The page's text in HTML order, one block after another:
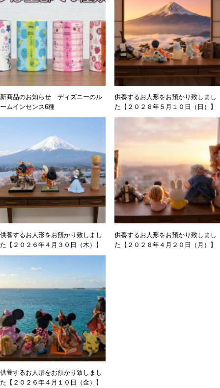
新商品のお知らせ ディズニーのル
ームインセンス6種
供養するお人形をお預かり致しまし
た【２０２６年５月１０日（日）】
供養するお人形をお預かり致しまし
た【２０２６年４月３０日（木）】
供養するお人形をお預かり致しまし
た【２０２６年４月２０日（月）】
供養するお人形をお預かり致しまし
た【２０２６年４月１０日（金）】